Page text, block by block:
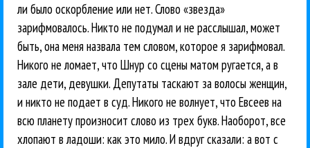
ли было оскорбление или нет. Слово «звезда»
зарифмовалось. Никто не подумал и не расслышал, может
быть, она меня назвала тем словом, которое я зарифмовал.
Никого не ломает, что Шнур со сцены матом ругается, а в
зале дети, девушки. Депутаты таскают за волосы женщин,
и никто не подает в суд. Никого не волнует, что Евсеев на
всю планету произносит слово из трех букв. Наоборот, все
хлопают в ладоши: как это мило. И вдруг сказали: а вот с